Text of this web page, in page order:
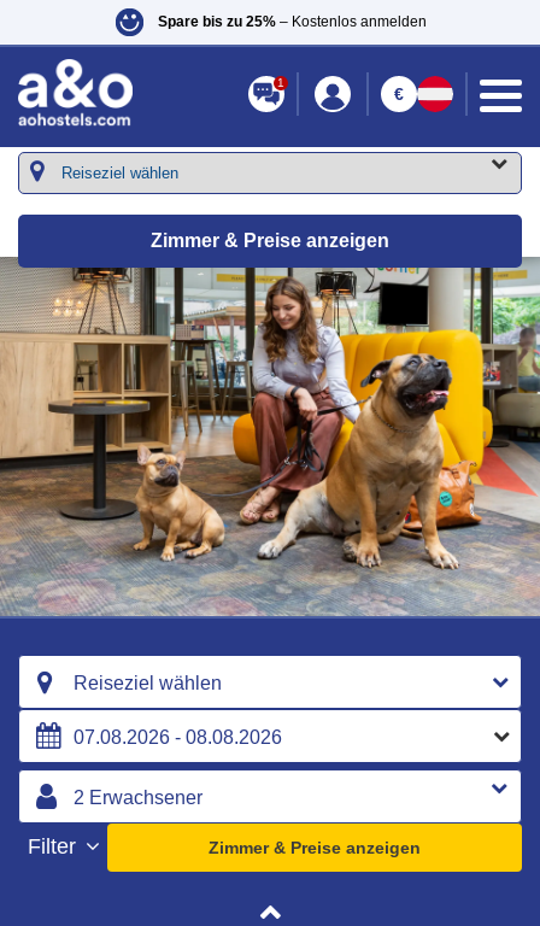
Spare bis zu 25%– Kostenlos anmelden
1
€
Reiseziel wählen
Filter Zimmer & Preise anzeigen
Zimmer & Preise anzeigen